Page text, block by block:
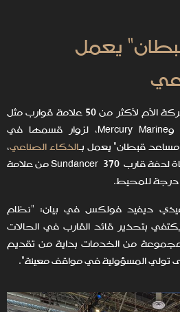
يعمل
قدمت برونزويك، وهي الشركة الأم لأكثر من 50 علامة قوارب مثل
Sea Ray وBoston Whaler وMercury Marine، لزوار قسمها في
قبطان" يعمل بـالذكاء الصناعي،
وذلك من خلال جهاز محاكاة لدفة قارب 370 Sundancer من علامة
ديفيد فولكس في بيان: "نظام
بتحذير قائد القارب في الحالات
من الخدمات بداية من تقديم
تولي المسؤولية في مواقف معينة".